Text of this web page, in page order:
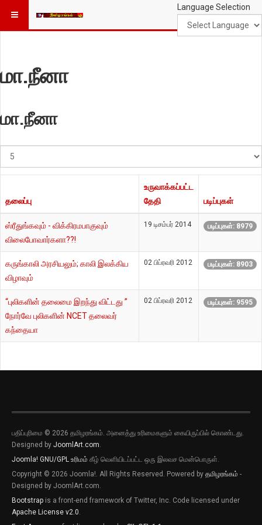
Language Selection
மா.நீனா
மா.நீனா
காட்டுக
தலைப்பு
உருவாக்கப்பட்ட
தேதி
படிப்புகள்
ஸ்ரீதுங்கவும் - விக்கிரமபாகுவும்
விலைபோவார்களா??!
19 டிசம்பர் 2014 படிப்புகள்: 8979
கருங்காலி அரசியலும்; காலி இலக்கிய
விழாவும்
02 பிப்ரவரி 2012 படிப்புகள்: 8903
“புலிகளின் தலைமை இறந்து விட்டது ”
நோர்வே புலிகளின் NCET தலைவர்
கந்தையா
02 பிப்ரவரி 2012 படிப்புகள்: 9595
பதிப்புரிமை © 2026 தமிழரங்கம். அனைத்து உரிமைகளும் கையிருப்பில் கொண்டது.
Designed by JoomlArt.com.
Joomla! GNU/GPL உரிமம் கீழ் வெளியிடப்பட்ட ஒரு இலவச மென்பொருள்.
Copyright © 2026 Joomla!. All Rights Reserved. Powered by தமிழரங்கம் -
Designed by JoomlArt.com.
Bootstrap is a front-end framework of Twitter, Inc. Code licensed under
Apache License v2.0.